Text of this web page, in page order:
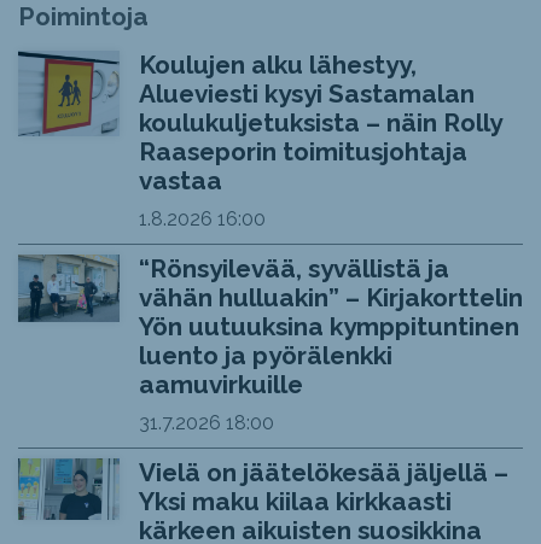
Poimintoja
Koulujen alku lähestyy,
Alueviesti kysyi Sastamalan
koulukuljetuksista – näin Rolly
Raaseporin toimitusjohtaja
vastaa
1.8.2026 16:00
“Rönsyilevää, syvällistä ja
vähän hulluakin” – Kirjakorttelin
Yön uutuuksina kymppituntinen
luento ja pyörälenkki
aamuvirkuille
31.7.2026 18:00
Vielä on jäätelökesää jäljellä –
Yksi maku kiilaa kirkkaasti
kärkeen aikuisten suosikkina